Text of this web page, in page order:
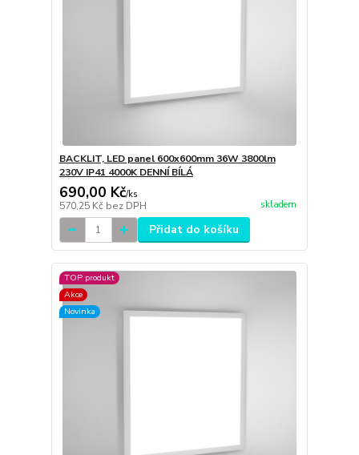
BACKLIT, LED panel 600x600mm 36W 3800lm
230V IP41 4000K DENNÍ BÍLÁ
690,00 Kč/ks
570,25 Kč bez DPH skladem
Přidat do košíku
TOP produkt
Akce
Novinka